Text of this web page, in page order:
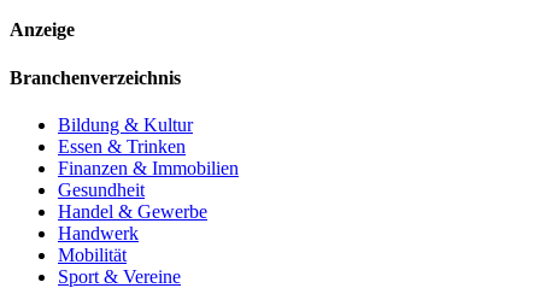
Anzeige
Branchenverzeichnis
Bildung & Kultur
Essen & Trinken
Finanzen & Immobilien
Gesundheit
Handel & Gewerbe
Handwerk
Mobilität
Sport & Vereine